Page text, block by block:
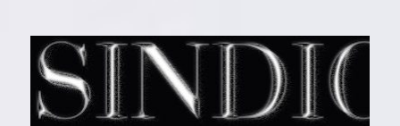
EL SINDICAL
Periodismo Inteligente